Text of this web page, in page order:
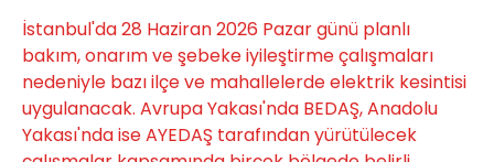
İstanbul'da 28 Haziran 2026 Pazar günü planlı
bakım, onarım ve şebeke iyileştirme çalışmaları
nedeniyle bazı ilçe ve mahallelerde elektrik kesintisi
uygulanacak. Avrupa Yakası'nda BEDAŞ, Anadolu
Yakası'nda ise AYEDAŞ tarafından yürütülecek